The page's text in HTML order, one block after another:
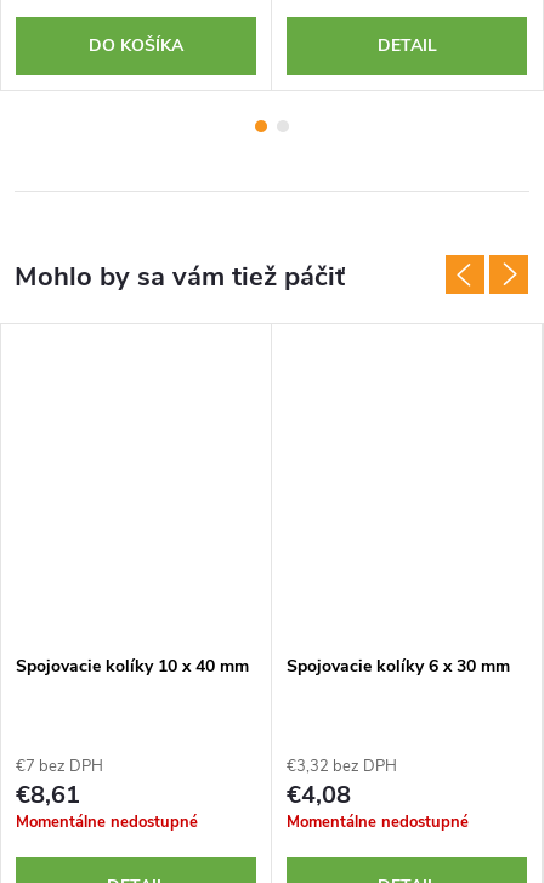
DO KOŠÍKA DETAIL
Spojovacie kolíky 10 x 40 mm
€7 bez DPH
€8,61
Momentálne nedostupné
Spojovacie kolíky 6 x 30 mm
€3,32 bez DPH
€4,08
Momentálne nedostupné